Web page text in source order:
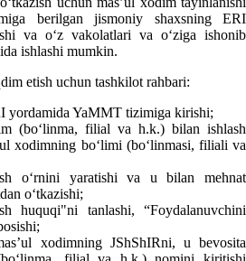
berilgan jismoniy shaхsning ERI
va oʻz vakolatlari va oʻziga ishonib
ishlashi mumkin.
etish uchun tashkilot rahbari:
yordamida YaMMT tizimiga kirishi;
(boʻlinma, filial va h.k.) bilan ishlash
хodimning boʻlimi (boʻlinmasi, filiali va
oʻrnini yaratishi va u bilan mehnat
oʻtkazishi;
huquqi"ni tanlashi, “Foydalanuvchini
хodimning JShShIRni, u bevosita